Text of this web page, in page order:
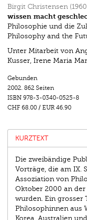
Birgit Christensen
wissen macht
Philosophie und die
Philosophy and the
Unter Mitarbeit von
Kusser, Irene Maria
Gebunden
2002. 862 Seiten
ISBN 978-3-0340-0525-8
CHF 68.00 / EUR 46.90
KURZTEXT
Die zweibändige
Vorträge, die am IX.
Assoziation von
Oktober 2000 an
wurden. Ein grosser
Philosophinnen aus
Korea, Australien